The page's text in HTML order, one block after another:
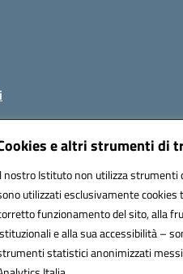
e altri strumenti di
nostro Istituto non utilizza strumenti
utilizzati esclusivamente cookies
funzionamento del sito, alla
e alla sua accessibilità –
statistici anonimizzati messi